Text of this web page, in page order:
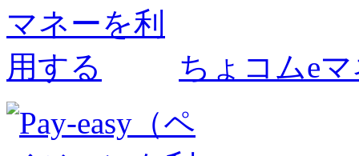
ちょコムe